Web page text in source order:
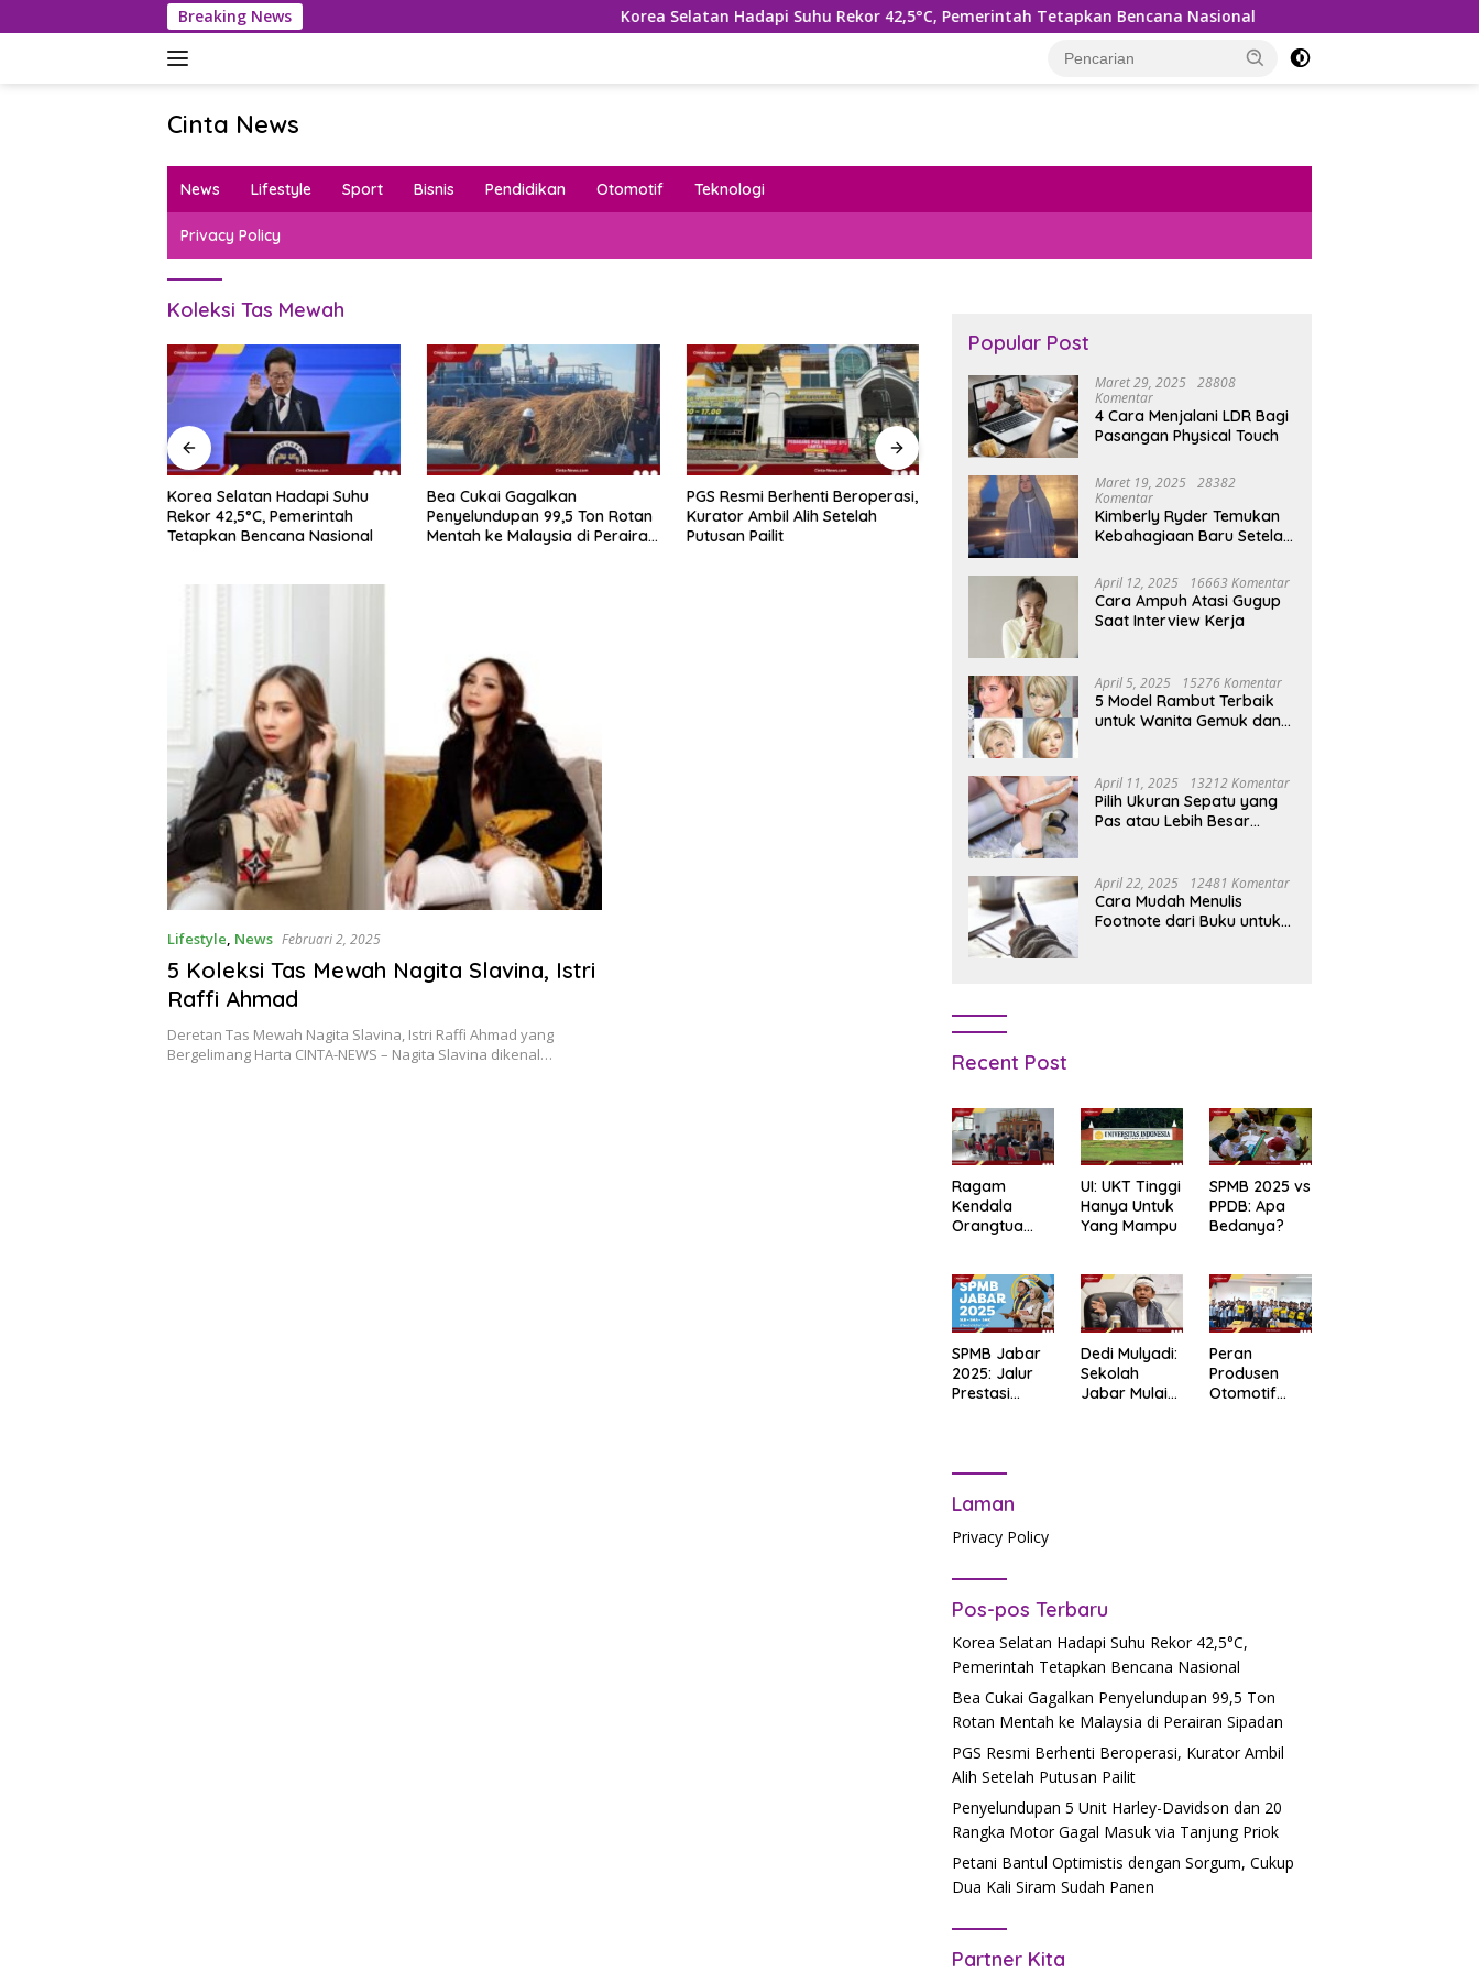
ke
Breaking News Korea Selatan Hadapi Suhu Rekor 42,5°C, Pemerintah Tetapkan Bencana Nasional
Cinta News
News
Kabar
Penuh
Inspirasi!
News Lifestyle Sport Bisnis Pendidikan Otomotif Teknologi
Privacy Policy
Koleksi Tas Mewah
Bea Cukai Gagalkan
Penyelundupan 99,5 Ton Rotan
Mentah ke Malaysia di Perairan
PGS Resmi Berhenti Beroperasi,
Kurator Ambil Alih Setelah
Putusan Pailit
Penyelundupan 5 Unit Harley-
Davidson dan 20 Rangka
Motor Gagal Masuk via
Petani Bantul Optimistis
dengan Sorgum, Cukup Dua
Kali Siram Sudah Panen
Sanksi, Klaim Telah Koordinasi
soal Penebangan 10 Pohon
Lifestyle, News Februari 2, 2025
5 Koleksi Tas Mewah Nagita Slavina, Istri
Raffi Ahmad
Deretan Tas Mewah Nagita Slavina, Istri Raffi Ahmad yang
Bergelimang Harta CINTA-NEWS – Nagita Slavina dikenal…
Popular Post
Maret 29, 2025
28808
Komentar
4 Cara Menjalani LDR Bagi
Pasangan Physical Touch
Maret 19, 2025
28382
Komentar
Kimberly Ryder Temukan
Kebahagiaan Baru Setelah
April 12, 2025 16663 Komentar
Cara Ampuh Atasi Gugup
Saat Interview Kerja
April 5, 2025 15276 Komentar
5 Model Rambut Terbaik
untuk Wanita Gemuk dan
April 11, 2025 13212 Komentar
Pilih Ukuran Sepatu yang
Pas atau Lebih Besar
April 22, 2025 12481 Komentar
Cara Mudah Menulis
Footnote dari Buku untuk
Recent Post
Ragam
Kendala
Orangtua
Jakarta
2025: Salah
Input Data
hingga Lupa
Password
UI: UKT Tinggi
Hanya Untuk
Yang Mampu
SPMB 2025 vs
PPDB: Apa
Bedanya?
SPMB Jabar
2025: Jalur
Prestasi
Dedi Mulyadi:
Sekolah
Jabar Mulai
Peran
Produsen
Otomotif
Laman
Privacy Policy
Pos-pos Terbaru
Korea Selatan Hadapi Suhu Rekor 42,5°C,
Pemerintah Tetapkan Bencana Nasional
Bea Cukai Gagalkan Penyelundupan 99,5 Ton
Rotan Mentah ke Malaysia di Perairan Sipadan
PGS Resmi Berhenti Beroperasi, Kurator Ambil
Alih Setelah Putusan Pailit
Penyelundupan 5 Unit Harley-Davidson dan 20
Rangka Motor Gagal Masuk via Tanjung Priok
Petani Bantul Optimistis dengan Sorgum, Cukup
Dua Kali Siram Sudah Panen
Partner Kita